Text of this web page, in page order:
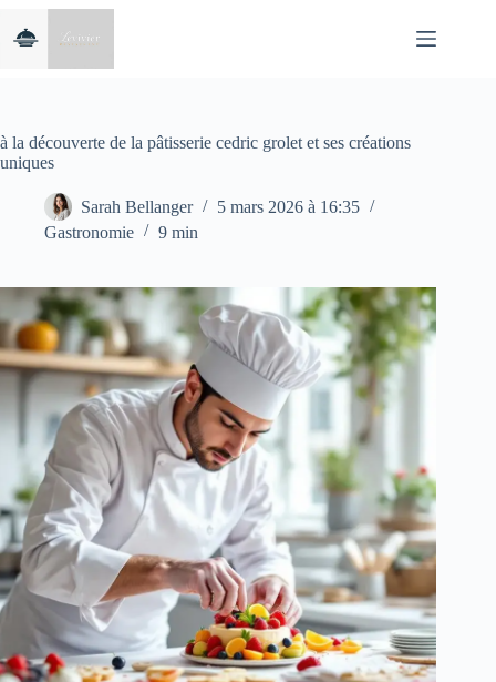
contenu
à la découverte de la pâtisserie cedric grolet et ses créations
uniques
Sarah Bellanger
5 mars 2026 à 16:35
Gastronomie
9 min